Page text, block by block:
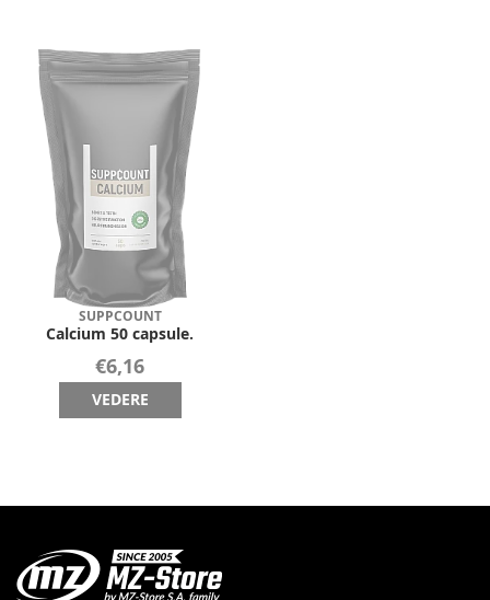
SUPPCOUNT
Calcium 50 capsule.
€6,16
VEDERE